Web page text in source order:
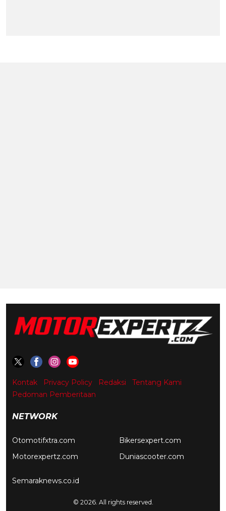
Kontak Privacy Policy Redaksi
Tentang Kami
Pedoman Pemberitaan
NETWORK
Otomotifxtra.com
Motorexpertz.com
Bikersexpert.com
Duniascooter.com
Semaraknews.co.id
© 2026. All rights reserved.